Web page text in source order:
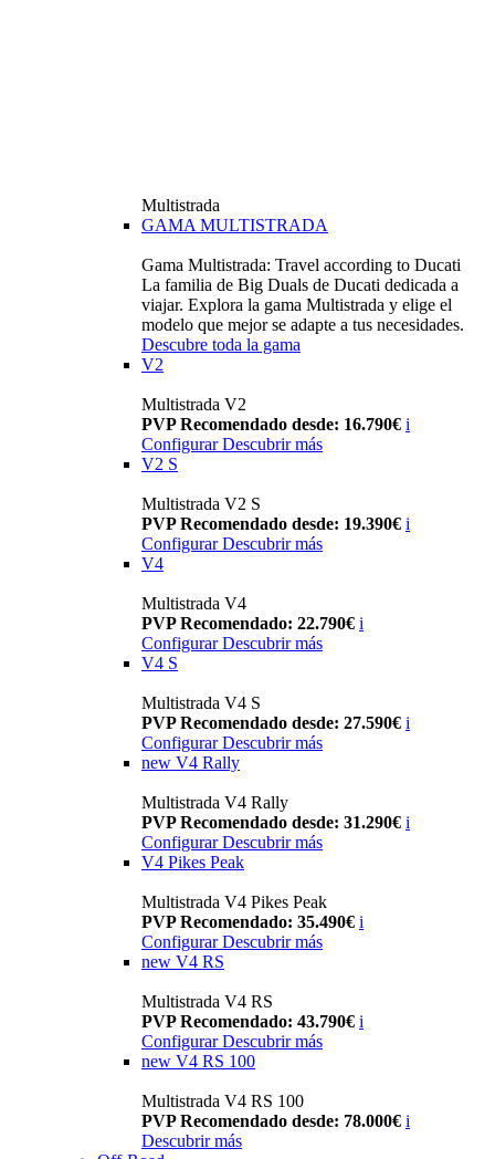
Multistrada
GAMA MULTISTRADA
Gama Multistrada: Travel according to Ducati
La familia de Big Duals de Ducati dedicada a
viajar. Explora la gama Multistrada y elige el
modelo que mejor se adapte a tus necesidades.
Descubre toda la gama
V2
Multistrada V2
PVP Recomendado desde: 16.790€ i
Configurar Descubrir más
V2 S
Multistrada V2 S
PVP Recomendado desde: 19.390€ i
Configurar Descubrir más
V4
Multistrada V4
PVP Recomendado: 22.790€ i
Configurar Descubrir más
V4 S
Multistrada V4 S
PVP Recomendado desde: 27.590€ i
Configurar Descubrir más
new V4 Rally
Multistrada V4 Rally
PVP Recomendado desde: 31.290€ i
Configurar Descubrir más
V4 Pikes Peak
Multistrada V4 Pikes Peak
PVP Recomendado: 35.490€ i
Configurar Descubrir más
new V4 RS
Multistrada V4 RS
PVP Recomendado: 43.790€ i
ConfigurarDescubrir más
new V4 RS 100
Multistrada V4 RS 100
PVP Recomendado desde: 78.000€ i
Descubrir más